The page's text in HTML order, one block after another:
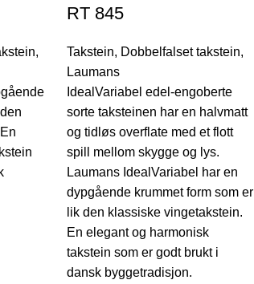
,
RT 845
Takstein, Dobbelfalset takstein,
Laumans
IdealVariabel edel-engoberte
sorte taksteinen har en halvmatt
og tidløs overflate med et flott
spill mellom skygge og lys.
Laumans IdealVariabel har en
dypgående krummet form som er
lik den klassiske vingetakstein.
En elegant og harmonisk
takstein som er godt brukt i
dansk byggetradisjon.